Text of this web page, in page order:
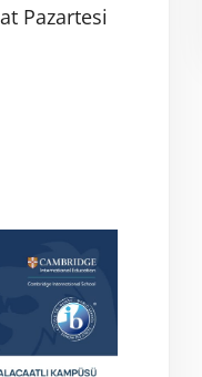
Pazartesi